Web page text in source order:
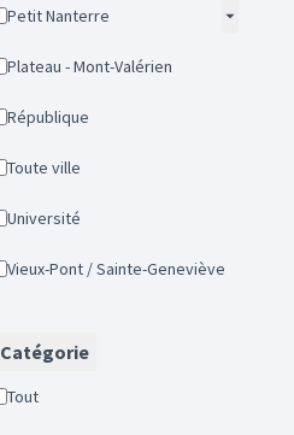
Petit Nanterre
Plateau - Mont-Valérien
République
Toute ville
Université
Vieux-Pont / Sainte-Geneviève
Catégorie
Tout